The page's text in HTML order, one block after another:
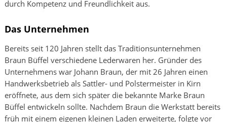
durch Kompetenz und Freundlichkeit aus.
Das Unternehmen
Bereits seit 120 Jahren stellt das Traditionsunternehmen
Braun Büffel verschiedene Lederwaren her. Gründer des
Unternehmens war Johann Braun, der mit 26 Jahren einen
Handwerksbetrieb als Sattler- und Polstermeister in Kirn
eröffnete, aus dem sich später die bekannte Marke Braun
Büffel entwickeln sollte. Nachdem Braun die Werkstatt bereits
früh mit einem eigenen kleinen Laden erweiterte, folgte vor